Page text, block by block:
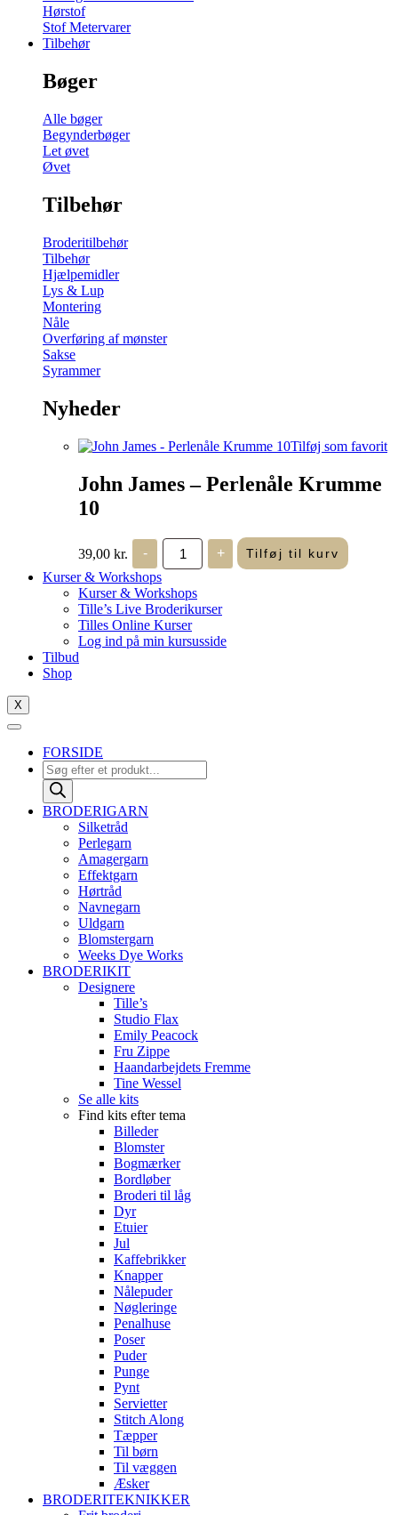
Hørstof
Stof Metervarer
Tilbehør
Bøger
Alle bøger
Begynderbøger
Let øvet
Øvet
Tilbehør
Broderitilbehør
Tilbehør
Hjælpemidler
Lys & Lup
Montering
Nåle
Overføring af mønster
Sakse
Syrammer
Nyheder
Tilføj som favorit
John James – Perlenåle Krumme
10
39,00 kr. -
John
James
-
Perlenåle
Krumme
10
antal
+ Tilføj til kurv
Kurser & Workshops
Kurser & Workshops
Tille’s Live Broderikurser
Tilles Online Kurser
Log ind på min kursusside
Tilbud
Shop
X
FORSIDE
Products
search
BRODERIGARN
Silketråd
Perlegarn
Amagergarn
Effektgarn
Hørtråd
Navnegarn
Uldgarn
Blomstergarn
Weeks Dye Works
BRODERIKIT
Designere
Tille’s
Studio Flax
Emily Peacock
Fru Zippe
Haandarbejdets Fremme
Tine Wessel
Se alle kits
Find kits efter tema
Billeder
Blomster
Bogmærker
Bordløber
Broderi til låg
Dyr
Etuier
Jul
Kaffebrikker
Knapper
Nålepuder
Nøgleringe
Penalhuse
Poser
Puder
Punge
Pynt
Servietter
Stitch Along
Tæpper
Til børn
Til væggen
Æsker
BRODERITEKNIKKER